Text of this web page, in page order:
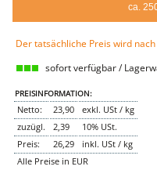
ca.
Der tatsächliche Preis wird
sofort verfügbar /
PREISINFORMATION:
Netto: 23,90
exkl. USt / kg
zuzügl.
2,39
10% USt.
Preis:
26,29
inkl. USt / kg
Alle Preise in EUR